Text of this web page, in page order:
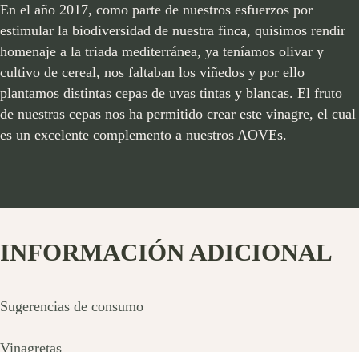
En el año 2017, como parte de nuestros esfuerzos por
estimular la biodiversidad de nuestra finca, quisimos rendir
homenaje a la triada mediterránea, ya teníamos olivar y
cultivo de cereal, nos faltaban los viñedos y por ello
plantamos distintas cepas de uvas tintas y blancas. El fruto
de nuestras cepas nos ha permitido crear este vinagre, el cual
es un excelente complemento a nuestros AOVEs.
INFORMACIÓN ADICIONAL
Sugerencias de consumo
Vinagretas